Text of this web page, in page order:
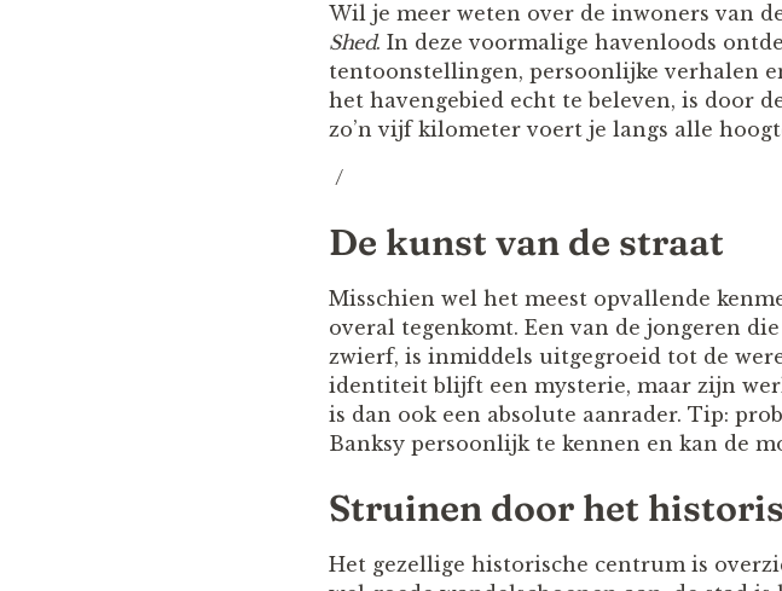
Wil je meer weten over de inwoners van
Shed. In deze voormalige havenloods
tentoonstellingen, persoonlijke verhalen
het havengebied echt te beleven, is door
zo’n vijf kilometer voert je langs alle
/
De kunst van de straat
Misschien wel het meest opvallende
overal tegenkomt. Een van de jongeren
zwierf, is inmiddels uitgegroeid tot de
identiteit blijft een mysterie, maar zijn
is dan ook een absolute aanrader. Tip:
Banksy persoonlijk te kennen en kan de
Struinen door het
Het gezellige historische centrum is